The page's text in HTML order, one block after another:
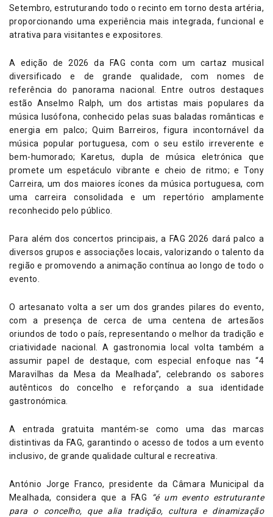
Setembro, estruturando todo o recinto em torno desta artéria,
proporcionando uma experiência mais integrada, funcional e
atrativa para visitantes e expositores.
A edição de 2026 da FAG conta com um cartaz musical
diversificado e de grande qualidade, com nomes de
referência do panorama nacional. Entre outros destaques
estão Anselmo Ralph, um dos artistas mais populares da
música lusófona, conhecido pelas suas baladas românticas e
energia em palco; Quim Barreiros, figura incontornável da
música popular portuguesa, com o seu estilo irreverente e
bem-humorado; Karetus, dupla de música eletrónica que
promete um espetáculo vibrante e cheio de ritmo; e Tony
Carreira, um dos maiores ícones da música portuguesa, com
uma carreira consolidada e um repertório amplamente
reconhecido pelo público.
Para além dos concertos principais, a FAG 2026 dará palco a
diversos grupos e associações locais, valorizando o talento da
região e promovendo a animação contínua ao longo de todo o
evento.
O artesanato volta a ser um dos grandes pilares do evento,
com a presença de cerca de uma centena de artesãos
oriundos de todo o país, representando o melhor da tradição e
criatividade nacional. A gastronomia local volta também a
assumir papel de destaque, com especial enfoque nas “4
Maravilhas da Mesa da Mealhada”, celebrando os sabores
autênticos do concelho e reforçando a sua identidade
gastronómica.
A entrada gratuita mantém-se como uma das marcas
distintivas da FAG, garantindo o acesso de todos a um evento
inclusivo, de grande qualidade cultural e recreativa.
António Jorge Franco, presidente da Câmara Municipal da
Mealhada, considera que a FAG “é um evento estruturante
para o concelho, que alia tradição, cultura e dinamização